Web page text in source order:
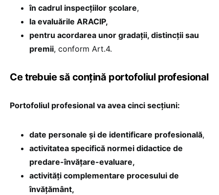
în cadrul inspecțiilor școlare,
la evaluările ARACIP,
pentru acordarea unor gradații, distincții sau
premii, conform Art.4.
Ce trebuie să conțină portofoliul profesional
Portofoliul profesional va avea cinci secțiuni:
date personale și de identificare profesională,
activitatea specifică normei didactice de
predare-învățare-evaluare,
activități complementare procesului de
învățământ,